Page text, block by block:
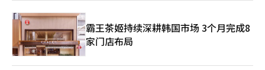
霸王茶姬持续深耕韩国市场 3个月完成8
家门店布局